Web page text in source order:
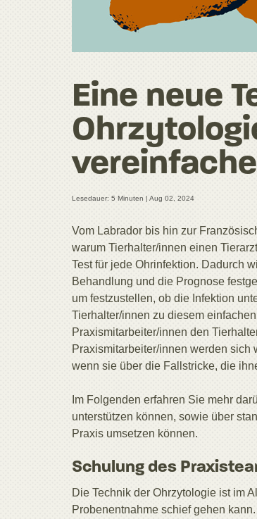
Eine neue
Lesedauer: 5 Minuten | Aug 02, 2024
Vom Labrador bis hin zur
warum Tierhalter/innen einen
Test für jede Ohrinfektion. Dadurch
Behandlung und die Prognose
um festzustellen, ob die Infektion
Tierhalter/innen zu diesem
Praxismitarbeiter/innen den
Praxismitarbeiter/innen werden sich
wenn sie über die Fallstricke, die
Im Folgenden erfahren Sie mehr
unterstützen können, sowie über
Praxis umsetzen können.
Schulung des
Die Technik der Ohrzytologie ist im
Probenentnahme schief gehen